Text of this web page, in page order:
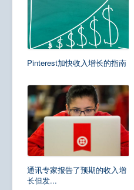
Pinterest加快收入增长的指南
通讯专家报告了预期的收入增
长但发...